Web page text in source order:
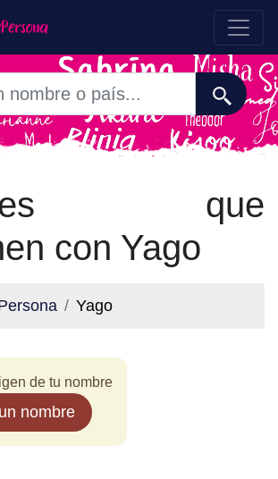
que
con Yago
Yago
de tu nombre
nombre